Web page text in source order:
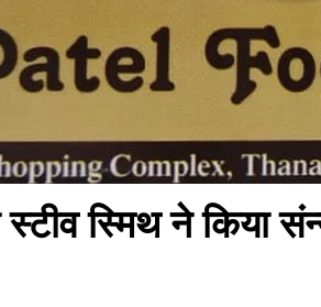
स्टीव स्मिथ ने किया